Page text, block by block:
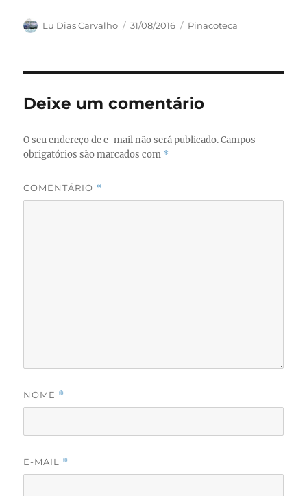
c
b
o
o
k
st
d
o
n
ai a
Autor
Lu Dias Carvalho
Publicado
31/08/2016 Categorias
Pinacoteca
Deixe um comentário
O seu endereço de e-mail não será publicado. Campos
obrigatórios são marcados com *
COMENTÁRIO *
NOME *
E-MAIL *